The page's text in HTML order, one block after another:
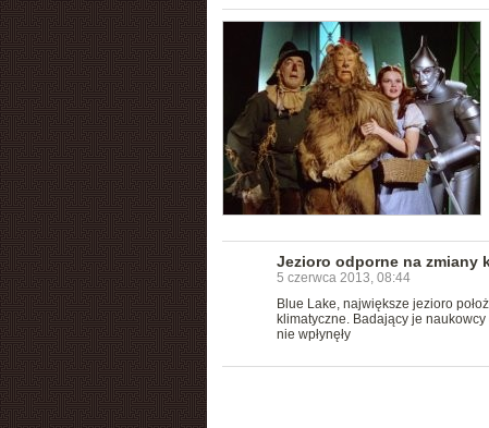
Jezioro odporne na zmiany
5 czerwca 2013, 08:44
Blue Lake, największe jezioro
klimatyczne. Badający je
nie wpłynęły